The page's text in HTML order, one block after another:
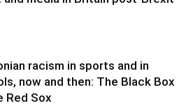
racism in sports and in
now and then: The Black Box
Red Sox